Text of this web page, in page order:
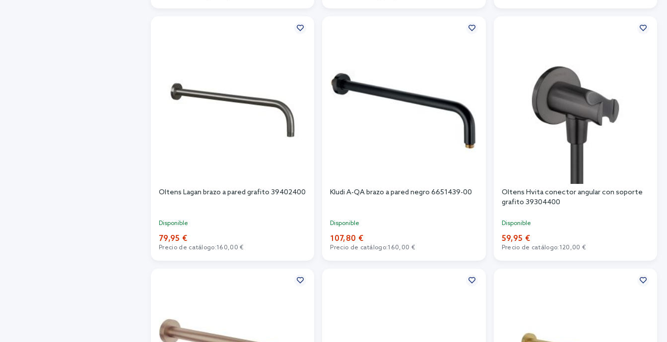
Oltens Lagan brazo a pared grafito 39402400
Disponible
79,95 €
Precio de catálogo:160,00 €
Kludi A-QA brazo a pared negro 6651439-00
Disponible
107,80 €
Precio de catálogo:160,00 €
Oltens Hvita conector angular con soporte
grafito 39304400
Disponible
59,95 €
Precio de catálogo: 120,00 €